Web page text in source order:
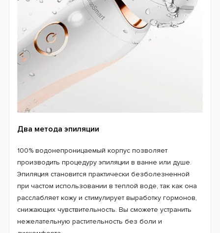
Два метода эпиляции
100% водонепроницаемый корпус позволяет
производить процедуру эпиляции в ванне или душе.
Эпиляция становится практически безболезненной
при частом использовании в теплой воде, так как она
расслабляет кожу и стимулирует выработку гормонов,
снижающих чувствительность. Вы сможете устранить
нежелательную растительность без боли и